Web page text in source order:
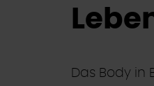
Das Body